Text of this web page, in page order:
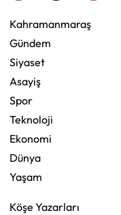
Kahramanmaraş
Gündem
Siyaset
Asayiş
Spor
Teknoloji
Ekonomi
Dünya
Yaşam
Köşe Yazarları